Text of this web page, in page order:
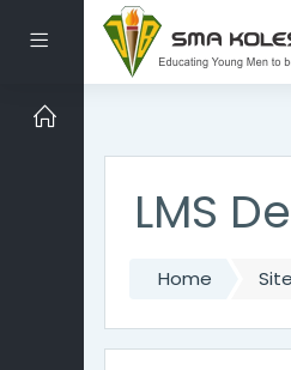
Footer Menu
Side panel
Skip to main content
LMS
Home